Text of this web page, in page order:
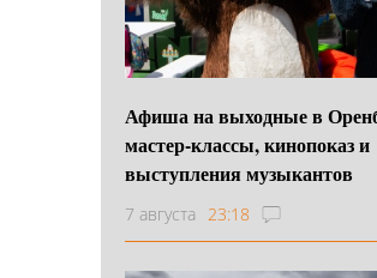
Афиша на выходные в
мастер-классы, кинопоказ и
выступления музыкантов
7 августа 23:18